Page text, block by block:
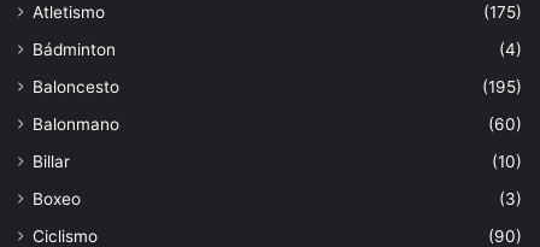
Atletismo
(175)
Bádminton
(4)
Baloncesto
(195)
Balonmano
(60)
Billar
(10)
Boxeo
(3)
Ciclismo
(90)